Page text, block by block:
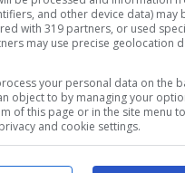
— Paradox
17, 2020
economicoche
and other device data) may
with 319 partners, or used
may use precise geolocation
your personal data on the
object to by managing your
of this page or in the site menu
and cookie settings.